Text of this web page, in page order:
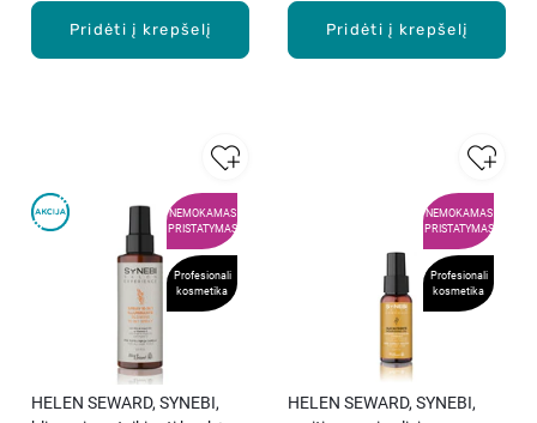
Pridėti į krepšelį Pridėti į krepšelį
NEMOKAMAS
PRISTATYMAS
Profesionali
kosmetika
HELEN SEWARD, SYNEBI,
NEMOKAMAS
PRISTATYMAS
Profesionali
kosmetika
HELEN SEWARD, SYNEBI,